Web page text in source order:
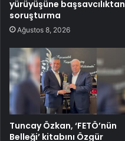
yürüyüşüne başsavcılıktan
soruşturma
Ağustos 8, 2026
Tuncay Özkan, ‘FETÖ’nün
Belleği’ kitabını Özgür